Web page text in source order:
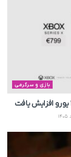
بازی و سرگرمی